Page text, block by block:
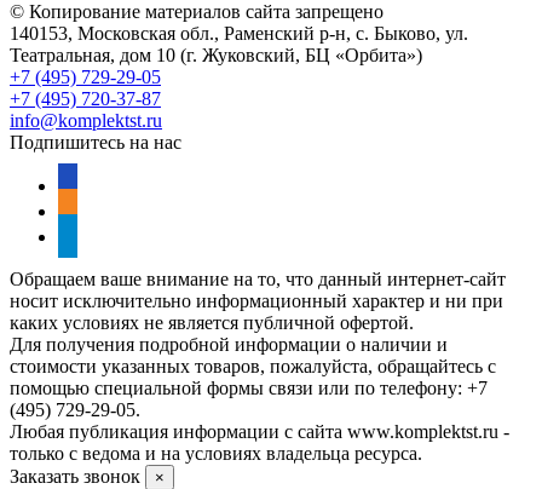
© Копирование материалов сайта запрещено
140153, Московская обл., Раменский р-н, с. Быково, ул.
Театральная, дом 10 (г. Жуковский, БЦ «Орбита»)
+7 (495) 729-29-05
+7 (495) 720-37-87
info@komplektst.ru
Подпишитесь на нас
Обращаем ваше внимание на то, что данный интернет-сайт
носит исключительно информационный характер и ни при
каких условиях не является публичной офертой.
Для получения подробной информации о наличии и
стоимости указанных товаров, пожалуйста, обращайтесь с
помощью специальной формы связи или по телефону: +7
(495) 729-29-05.
Любая публикация информации с сайта www.komplektst.ru -
только с ведома и на условиях владельца ресурса.
Заказать звонок
×